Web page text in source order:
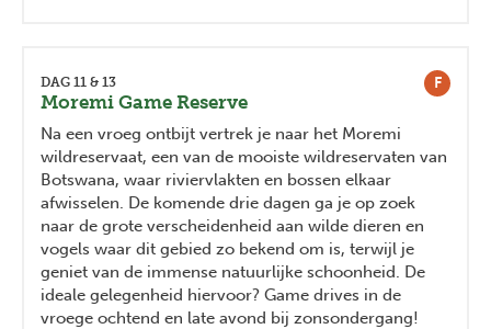
F
DAG 11 & 13
Moremi Game Reserve
Na een vroeg ontbijt vertrek je naar het Moremi
wildreservaat, een van de mooiste wildreservaten van
Botswana, waar riviervlakten en bossen elkaar
afwisselen. De komende drie dagen ga je op zoek
naar de grote verscheidenheid aan wilde dieren en
vogels waar dit gebied zo bekend om is, terwijl je
geniet van de immense natuurlijke schoonheid. De
ideale gelegenheid hiervoor? Game drives in de
vroege ochtend en late avond bij zonsondergang!